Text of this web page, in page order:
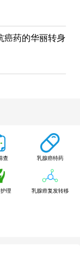
癌药的华丽转身
查 乳腺癌特药
理 乳腺癌复发转移